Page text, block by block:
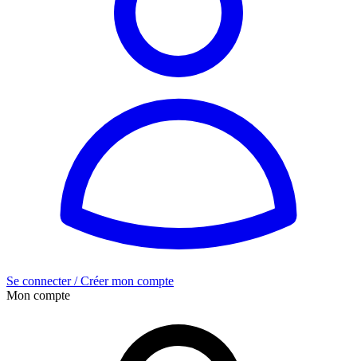
Se connecter / Créer mon compte
Mon compte